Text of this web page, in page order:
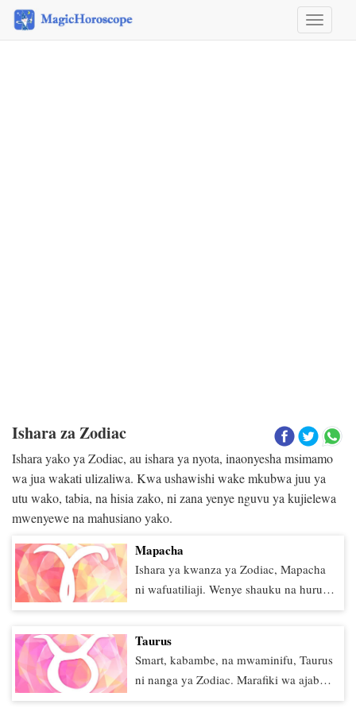
&
Ishara za Zodiac
Ishara yako ya Zodiac, au ishara ya nyota, inaonyesha msimamo
wa jua wakati ulizaliwa. Kwa ushawishi wake mkubwa juu ya
utu wako, tabia, na hisia zako, ni zana yenye nguvu ya kujielewa
mwenyewe na mahusiano yako.
Mapacha
Ishara ya kwanza ya Zodiac, Mapacha
ni wafuatiliaji. Wenye shauku na huru,
Mapacha hawatawahi kufanya kitu kwa
anahitaji kujitolea kwa asilimia 100 kwa
kazi iliyopo. Njia bora ya kuhamasisha
Mapacha ni kugeuza kitu kuwa
Taurus
Smart, kabambe, na mwaminifu, Taurus
ni nanga ya Zodiac. Marafiki wa ajabu,
wafanyakazi wenza, na wenzi, Taureans